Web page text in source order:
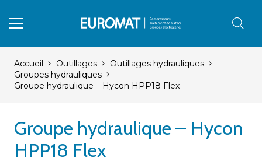
Accueil Outillages
Outillages hydrauliques
Groupes hydrauliques
Groupe hydraulique – Hycon HPP18 Flex
Groupe hydraulique – Hycon
HPP18 Flex